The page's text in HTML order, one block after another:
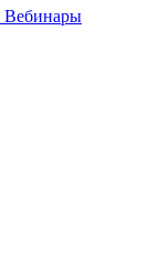
Вебинары